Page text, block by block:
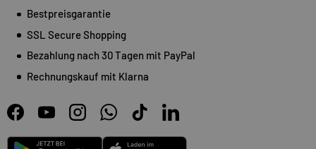
Bestpreisgarantie
SSL Secure Shopping
Bezahlung nach 30 Tagen mit PayPal
Rechnungskauf mit Klarna
FacebookYouTubeInstagramWhatsAppTikTokLinkedIn